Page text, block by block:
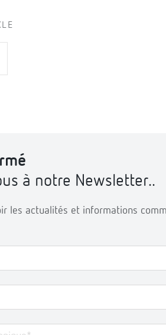
à notre Newsletter..
les actualités et informations